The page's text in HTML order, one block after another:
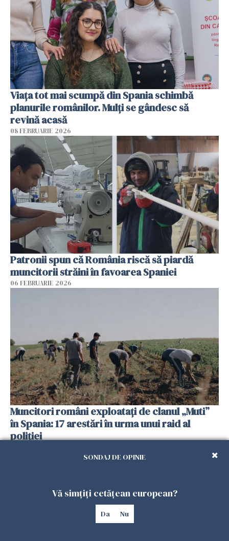
Viața tot mai scumpă din Spania schimbă
planurile românilor. Mulți se gândesc să
revină acasă
08 FEBRUARIE 2026
Patronii spun că România riscă să piardă
muncitorii străini în favoarea Spaniei
06 FEBRUARIE 2026
Muncitori români exploatați de clanul „Muti”
în Spania: 17 arestări în urma unui raid al
poliției
SONDAJ DE OPINIE
Vă simțiți cetățean european?
Da Nu